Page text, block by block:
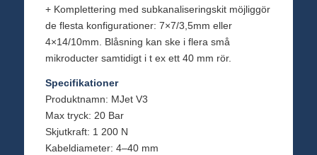
+ Komplettering med subkanaliseringskit möjliggör
de flesta konfigurationer: 7×7/3,5mm eller
4×14/10mm. Blåsning kan ske i flera små
mikroducter samtidigt i t ex ett 40 mm rör.
Specifikationer
Produktnamn: MJet V3
Max tryck: 20 Bar
Skjutkraft: 1 200 N
Kabeldiameter: 4–40 mm